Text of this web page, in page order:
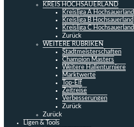
KREIS HOCHSAUERLAND
Kreisliga A Hochsauerland
Kreisliga B Hochsauerland
Kreisliga C Hochsauerland
Zurück
WEITERE RUBRIKEN
Stadtmeisterschaften
Champion Masters
Weitere Hallenturniere
Marktwerte
Top-Elf
Zeitreise
Verbesserungen
Zurück
Zurück
Ligen & Tools